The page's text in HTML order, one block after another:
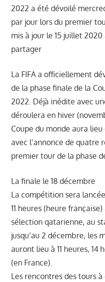
າ
ນ
2022 a été dévoilé
par jour lors du premier
mis à jour le 15 juillet 2020
partager
La FIFA a officiellement
de la phase finale de la
2022. Déjà inédite avec
déroulera en hiver
Coupe du monde aura
avec l’annonce de quatre
premier tour de la phase
La finale le 18 décembre
La compétition sera
11 heures (heure
sélection qatarienne, au
jusqu’au 2 décembre, les
auront lieu à 11 heures, 14
(en France).
Les rencontres des tours